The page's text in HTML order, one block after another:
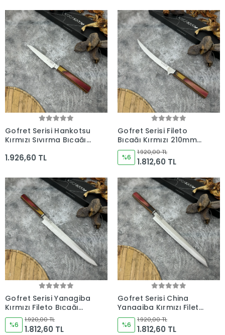
Gofret Serisi Hankotsu
Kırmızı Sıyırma Bıçağı
Kocakaya Bıçakları
1.926,60 TL
Gofret Serisi Fileto
Bıçağı Kırmızı 210mm
Namlu - Kocakaya
Bıçakları
%6
1.920,00 TL
1.812,60 TL
Gofret Serisi Yanagiba
Kırmızı Fileto Bıçağı
290mm Namlu -
Kocakaya Bıçakları
%6
1.920,00 TL
1.812,60 TL
Gofret Serisi China
Yanagiba Kırmızı Fileto
Bıçağı 285mm Namlu -
Kocakaya Bıçakları
%6
1.920,00 TL
1.812,60 TL